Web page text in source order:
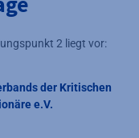
2 liegt vor:
der Kritischen
e.V.